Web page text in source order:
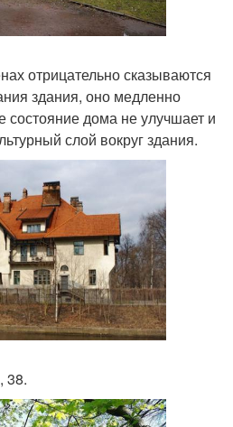
отрицательно сказываются
здания, оно медленно
состояние дома не улучшает и
слой вокруг здания.
38.